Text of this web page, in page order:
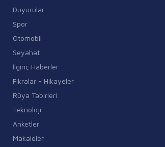
Duyurular
Spor
Otomobil
Seyahat
İlginç Haberler
Fıkralar - Hikayeler
Rüya Tabirleri
Teknoloji
Anketler
Makaleler